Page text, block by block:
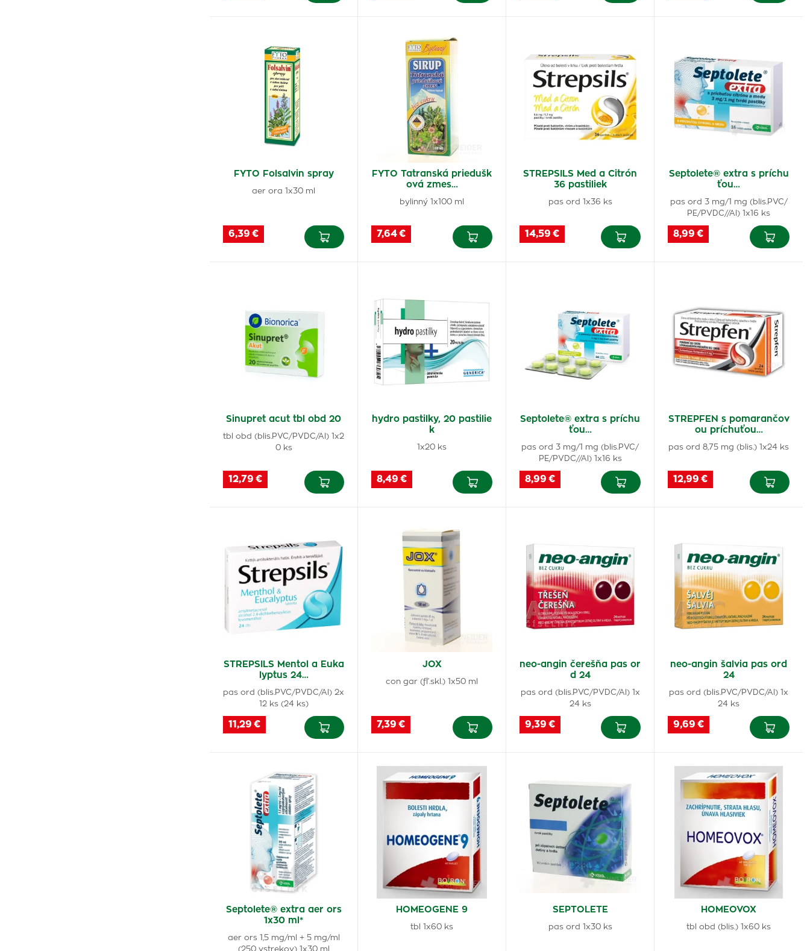
FYTO Folsalvin spray
aer ora 1x30 ml
6,39 €
FYTO Tatranská priedušk
ová zmes…
bylinný 1x100 ml
7,64 €
STREPSILS Med a Citrón
36 pastiliek
pas ord 1x36 ks
14,59 €
Septolete® extra s príchu
ťou…
pas ord 3 mg/1 mg (blis.PVC/
PE/PVDC//Al) 1x16 ks
8,99 €
Sinupret acut tbl obd 20
tbl obd (blis.PVC/PVDC/Al) 1x2
0 ks
12,79 €
hydro pastilky, 20 pastilie
k
1x20 ks
8,49 €
Septolete® extra s príchu
ťou…
pas ord 3 mg/1 mg (blis.PVC/
PE/PVDC//Al) 1x16 ks
8,99 €
STREPFEN s pomarančov
ou príchuťou…
pas ord 8,75 mg (blis.) 1x24 ks
12,99 €
STREPSILS Mentol a Euka
lyptus 24…
pas ord (blis.PVC/PVDC/Al) 2x
12 ks (24 ks)
11,29 €
JOX
con gar (fľ.skl.) 1x50 ml
7,39 €
neo-angin čerešňa pas or
d 24
pas ord (blis.PVC/PVDC/Al) 1x
24 ks
9,39 €
neo-angin šalvia pas ord
24
pas ord (blis.PVC/PVDC/Al) 1x
24 ks
9,69 €
Septolete® extra aer ors
1x30 ml*
aer ors 1,5 mg/ml + 5 mg/ml
HOMEOGENE 9
tbl 1x60 ks
SEPTOLETE
pas ord 1x30 ks
HOMEOVOX
tbl obd (blis.) 1x60 ks